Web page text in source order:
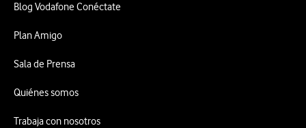
Blog Vodafone Conéctate
Plan Amigo
Sala de Prensa
Quiénes somos
Trabaja con nosotros